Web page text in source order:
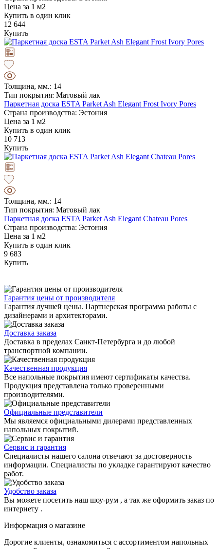
Цена за 1 м2
Купить в один клик
12 644
Купить
Толщина, мм.: 14
Тип покрытия: Матовый лак
Паркетная доска ESTA Parket Ash Elegant Frost Ivory Pores
Страна производства: Эстония
Цена за 1 м2
Купить в один клик
10 713
Купить
Толщина, мм.: 14
Тип покрытия: Матовый лак
Паркетная доска ESTA Parket Ash Elegant Chateau Pores
Страна производства: Эстония
Цена за 1 м2
Купить в один клик
9 683
Купить
Гарантия цены от производителя
Гарантия лучшей цены. Партнерская программа работы с
дизайнерами и архитекторами.
Доставка заказа
Доставка в пределах Санкт-Петербурга и до любой
транспортной компании.
Качественная продукция
Все напольные покрытия имеют сертификаты качества.
Продукция представлена только проверенными
производителями.
Официальные представители
Мы являемся официальными дилерами представленных
напольных покрытий.
Сервис и гарантия
Специалисты нашего салона отвечают за достоверность
информации. Специалисты по укладке гарантируют качество
работ.
Удобство заказа
Вы можете посетить наш шоу-рум , а так же оформить заказ по
интернету .
Информация о магазине
Дорогие клиенты, ознакомиться с ассортиментом напольных